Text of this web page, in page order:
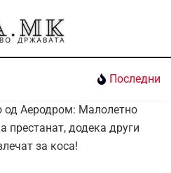
Последни